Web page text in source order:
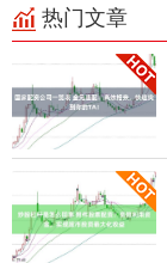
热门文章